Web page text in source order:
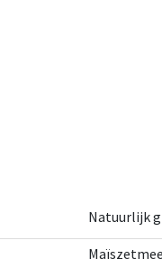
Natuurlijk